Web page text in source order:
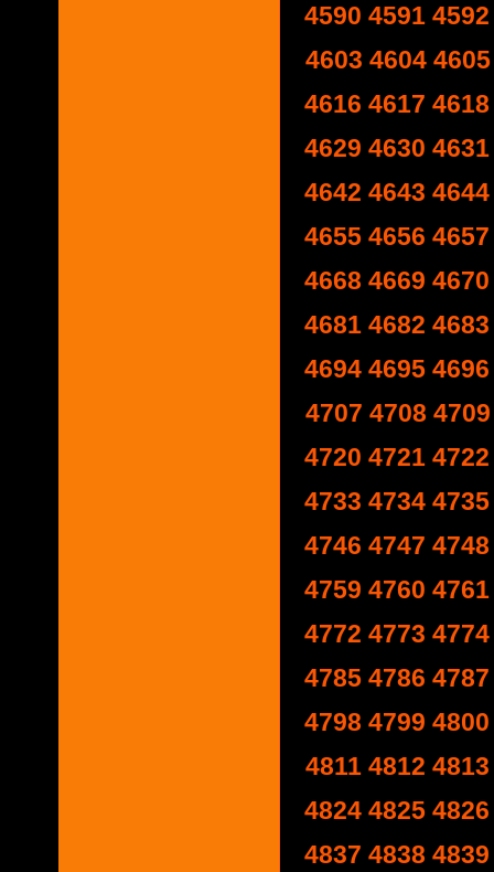
4590 4591 4592
4603 4604 4605
4616 4617 4618
4629 4630 4631
4642 4643 4644
4655 4656 4657
4668 4669 4670
4681 4682 4683
4694 4695 4696
4707 4708 4709
4720 4721 4722
4733 4734 4735
4746 4747 4748
4759 4760 4761
4772 4773 4774
4785 4786 4787
4798 4799 4800
4811 4812 4813
4824 4825 4826
4837 4838 4839